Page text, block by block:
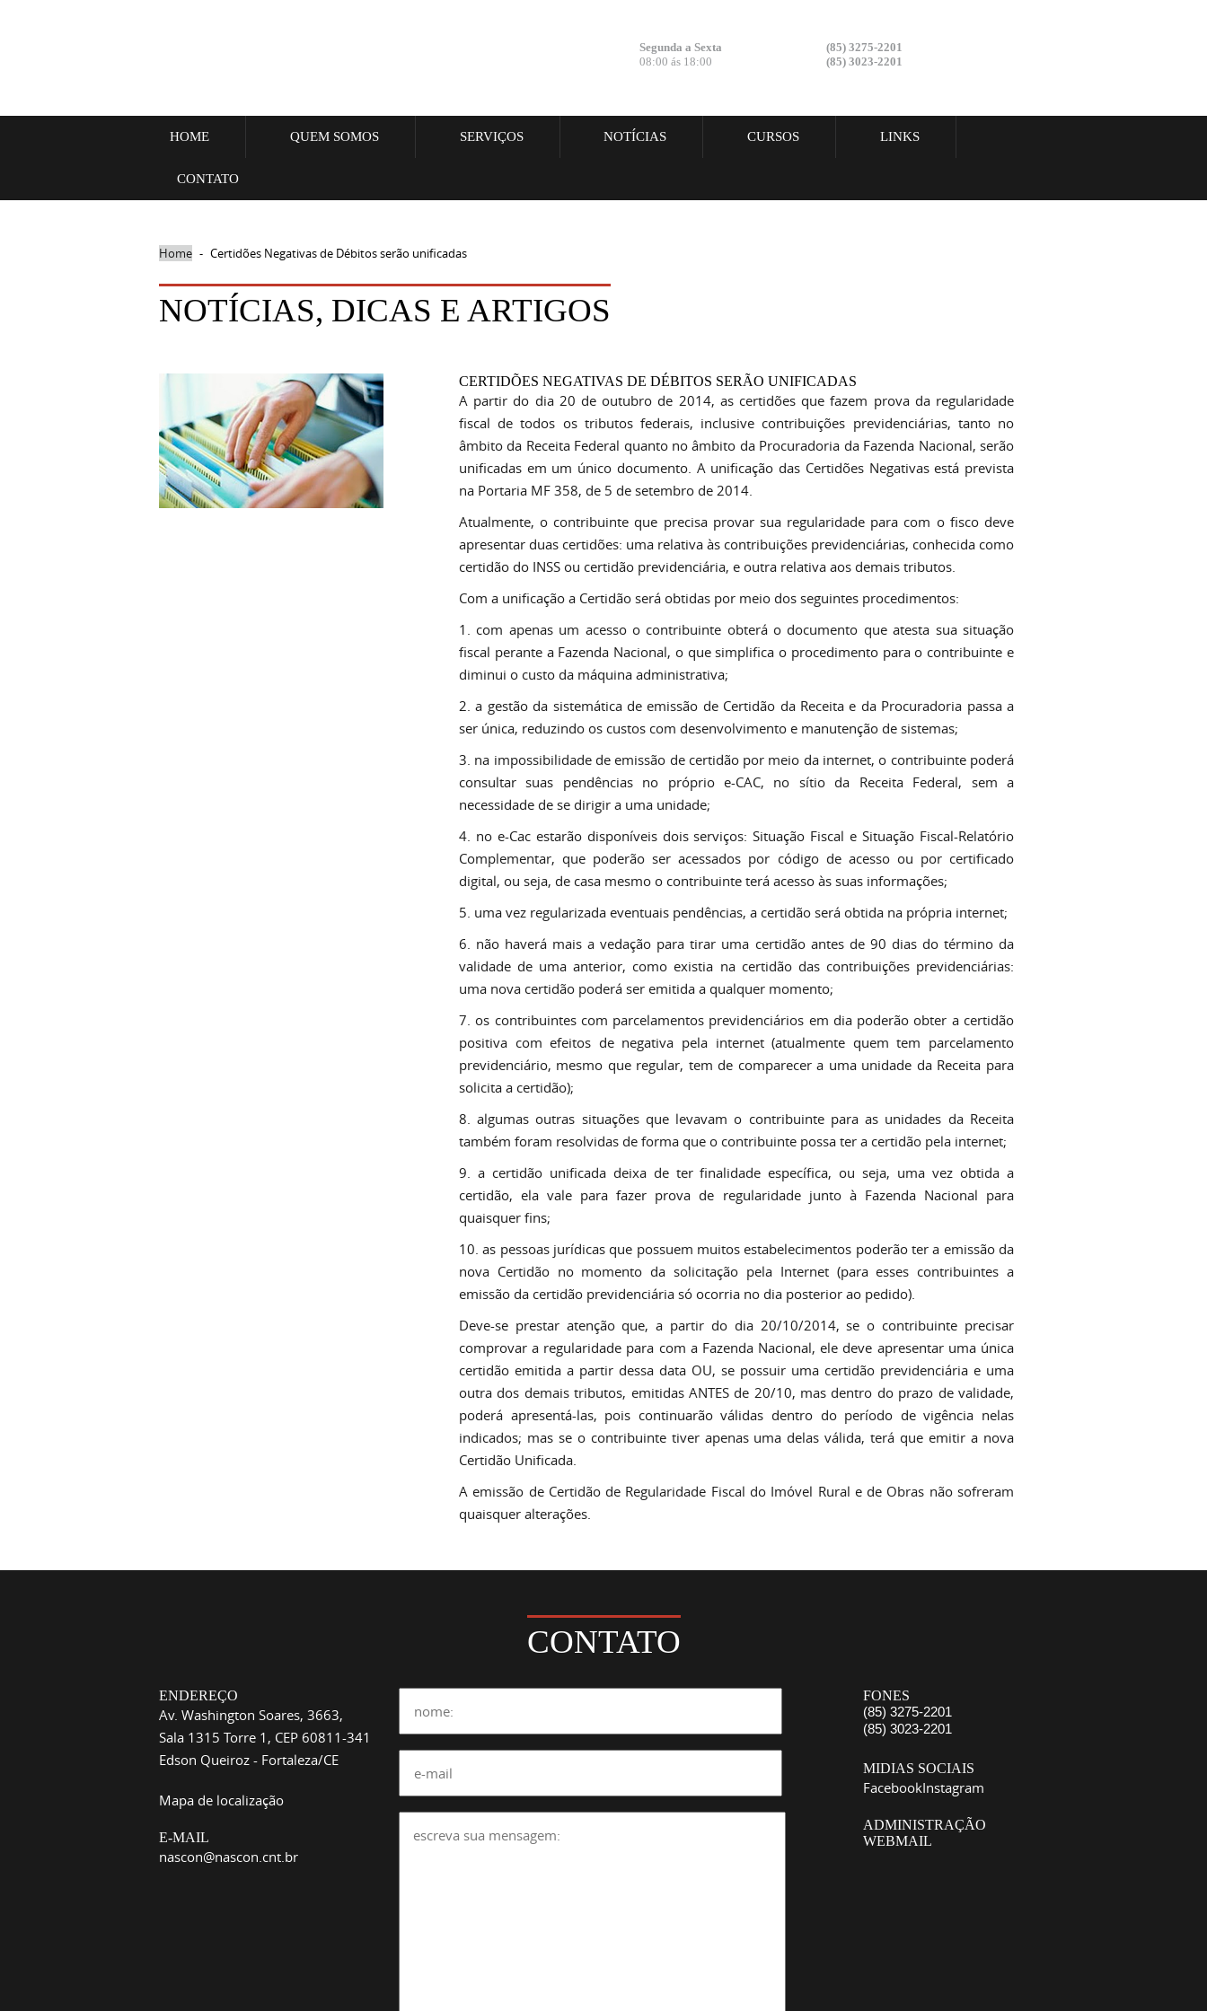
Segunda a Sexta
08:00 ás 18:00
(85) 3275-2201
(85) 3023-2201
HOME QUEM SOMOS SERVIÇOS NOTÍCIAS CURSOS LINKS
CONTATO
Home - Certidões Negativas de Débitos serão unificadas
NOTÍCIAS, DICAS E ARTIGOS
CERTIDÕES NEGATIVAS DE DÉBITOS SERÃO UNIFICADAS
A partir do dia 20 de outubro de 2014, as certidões que fazem prova da regularidade
fiscal de todos os tributos federais, inclusive contribuições previdenciárias, tanto no
âmbito da Receita Federal quanto no âmbito da Procuradoria da Fazenda Nacional, serão
unificadas em um único documento. A unificação das Certidões Negativas está prevista
na Portaria MF 358, de 5 de setembro de 2014.
Atualmente, o contribuinte que precisa provar sua regularidade para com o fisco deve
apresentar duas certidões: uma relativa às contribuições previdenciárias, conhecida como
certidão do INSS ou certidão previdenciária, e outra relativa aos demais tributos.
Com a unificação a Certidão será obtidas por meio dos seguintes procedimentos:
1. com apenas um acesso o contribuinte obterá o documento que atesta sua situação
fiscal perante a Fazenda Nacional, o que simplifica o procedimento para o contribuinte e
diminui o custo da máquina administrativa;
2. a gestão da sistemática de emissão de Certidão da Receita e da Procuradoria passa a
ser única, reduzindo os custos com desenvolvimento e manutenção de sistemas;
3. na impossibilidade de emissão de certidão por meio da internet, o contribuinte poderá
consultar suas pendências no próprio e-CAC, no sítio da Receita Federal, sem a
necessidade de se dirigir a uma unidade;
4. no e-Cac estarão disponíveis dois serviços: Situação Fiscal e Situação Fiscal-Relatório
Complementar, que poderão ser acessados por código de acesso ou por certificado
digital, ou seja, de casa mesmo o contribuinte terá acesso às suas informações;
5. uma vez regularizada eventuais pendências, a certidão será obtida na própria internet;
6. não haverá mais a vedação para tirar uma certidão antes de 90 dias do término da
validade de uma anterior, como existia na certidão das contribuições previdenciárias:
uma nova certidão poderá ser emitida a qualquer momento;
7. os contribuintes com parcelamentos previdenciários em dia poderão obter a certidão
positiva com efeitos de negativa pela internet (atualmente quem tem parcelamento
previdenciário, mesmo que regular, tem de comparecer a uma unidade da Receita para
solicita a certidão);
8. algumas outras situações que levavam o contribuinte para as unidades da Receita
também foram resolvidas de forma que o contribuinte possa ter a certidão pela internet;
9. a certidão unificada deixa de ter finalidade específica, ou seja, uma vez obtida a
certidão, ela vale para fazer prova de regularidade junto à Fazenda Nacional para
quaisquer fins;
10. as pessoas jurídicas que possuem muitos estabelecimentos poderão ter a emissão da
nova Certidão no momento da solicitação pela Internet (para esses contribuintes a
emissão da certidão previdenciária só ocorria no dia posterior ao pedido).
Deve-se prestar atenção que, a partir do dia 20/10/2014, se o contribuinte precisar
comprovar a regularidade para com a Fazenda Nacional, ele deve apresentar uma única
certidão emitida a partir dessa data OU, se possuir uma certidão previdenciária e uma
outra dos demais tributos, emitidas ANTES de 20/10, mas dentro do prazo de validade,
poderá apresentá-las, pois continuarão válidas dentro do período de vigência nelas
indicados; mas se o contribuinte tiver apenas uma delas válida, terá que emitir a nova
Certidão Unificada.
A emissão de Certidão de Regularidade Fiscal do Imóvel Rural e de Obras não sofreram
quaisquer alterações.
CONTATO
ENDEREÇO
Av. Washington Soares, 3663,
Sala 1315 Torre 1, CEP 60811-341
Edson Queiroz - Fortaleza/CE
Mapa de localização
E-MAIL
nascon@nascon.cnt.br
FONES
(85) 3275-2201
(85) 3023-2201
MIDIAS SOCIAIS
FacebookInstagram
ADMINISTRAÇÃO
WEBMAIL